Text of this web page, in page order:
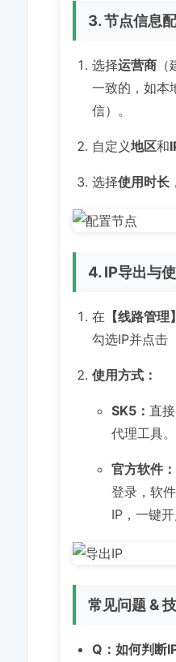
3. 节点信息
选择运营商
一致的，如本
信）。
自定义地区和
选择使用时长
4. IP导出与
在 【线路管理】
勾选IP并点击
使用方式：
SK5： 直
代理工具。
官方软件：
登录，软
IP，一键开
常见问题 &
Q：如何判断